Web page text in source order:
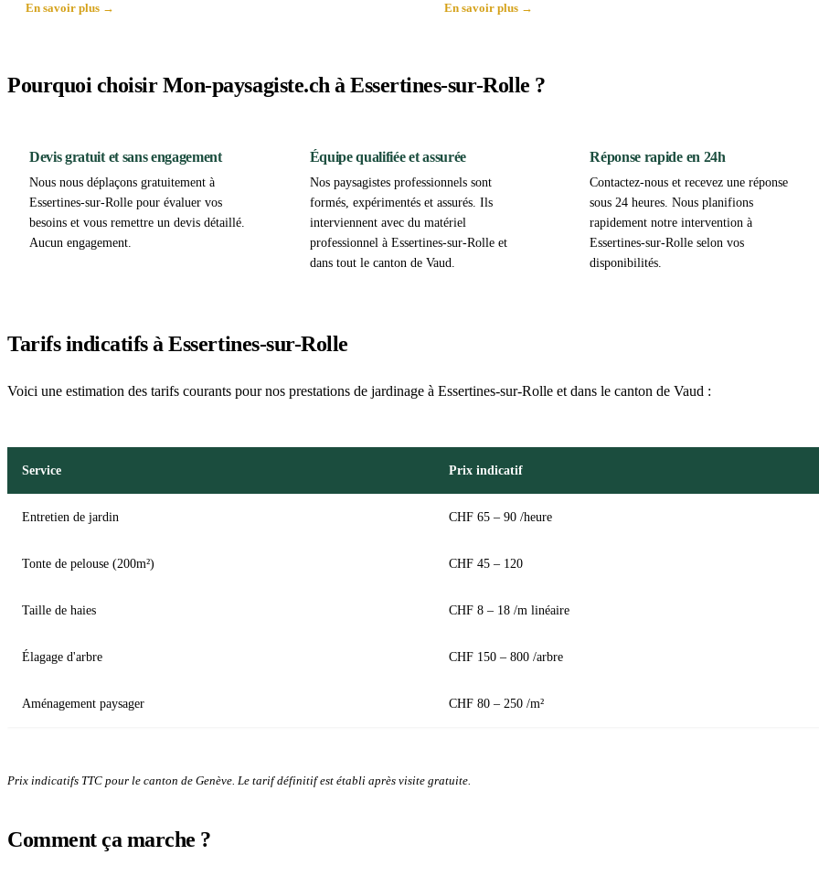
En savoir plus → En savoir plus →
Pourquoi choisir Mon-paysagiste.ch à Essertines-sur-Rolle ?
Devis gratuit et sans engagement
Nous nous déplaçons gratuitement à
Essertines-sur-Rolle pour évaluer vos
besoins et vous remettre un devis détaillé.
Aucun engagement.
Équipe qualifiée et assurée
Nos paysagistes professionnels sont
formés, expérimentés et assurés. Ils
interviennent avec du matériel
professionnel à Essertines-sur-Rolle et
dans tout le canton de Vaud.
Réponse rapide en 24h
Contactez-nous et recevez une réponse
sous 24 heures. Nous planifions
rapidement notre intervention à
Essertines-sur-Rolle selon vos
disponibilités.
Tarifs indicatifs à Essertines-sur-Rolle
Voici une estimation des tarifs courants pour nos prestations de jardinage à Essertines-sur-Rolle et dans le canton de Vaud :
Service Prix indicatif
Entretien de jardin CHF 65 – 90 /heure
Tonte de pelouse (200m²) CHF 45 – 120
Taille de haies CHF 8 – 18 /m linéaire
Élagage d'arbre CHF 150 – 800 /arbre
Aménagement paysager CHF 80 – 250 /m²
Prix indicatifs TTC pour le canton de Genève. Le tarif définitif est établi après visite gratuite.
Comment ça marche ?